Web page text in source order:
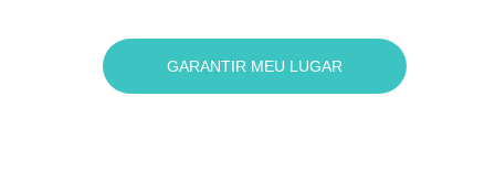
GARANTIR MEU LUGAR